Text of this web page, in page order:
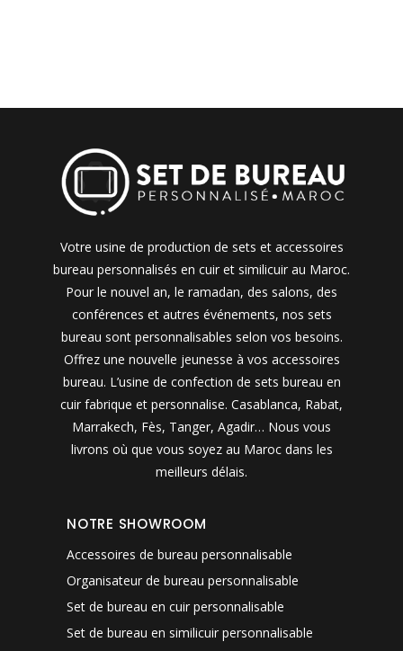
Votre usine de production de sets et accessoires
bureau personnalisés en cuir et similicuir au Maroc.
Pour le nouvel an, le ramadan, des salons, des
conférences et autres événements, nos sets
bureau sont personnalisables selon vos besoins.
Offrez une nouvelle jeunesse à vos accessoires
bureau. L’usine de confection de sets bureau en
cuir fabrique et personnalise. Casablanca, Rabat,
Marrakech, Fès, Tanger, Agadir… Nous vous
livrons où que vous soyez au Maroc dans les
meilleurs délais.
NOTRE SHOWROOM
Accessoires de bureau personnalisable
Organisateur de bureau personnalisable
Set de bureau en cuir personnalisable
Set de bureau en similicuir personnalisable